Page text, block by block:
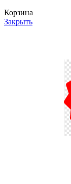
Корзина
Закрыть